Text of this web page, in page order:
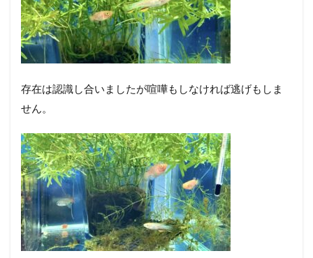
存在は認識し合いましたが喧嘩もしなければ逃げもしま
せん。